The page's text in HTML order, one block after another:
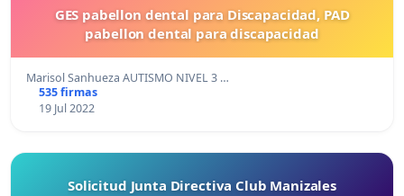
GES pabellon dental para Discapacidad, PAD
pabellon dental para discapacidad
Marisol Sanhueza AUTISMO NIVEL 3 …
535 firmas
19 Jul 2022
Solicitud Junta Directiva Club Manizales